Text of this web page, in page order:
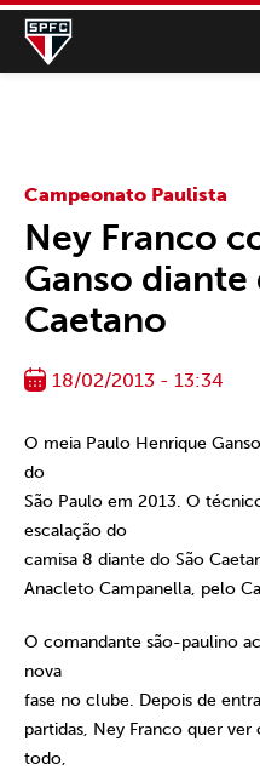
Campeonato Paulista
Ney Franco
Ganso diante
Caetano
18/02/2013 - 13:34
O meia Paulo Henrique
do
São Paulo em 2013. O
escalação do
camisa 8 diante do São
Anacleto Campanella, pelo
O comandante são-paulino
nova
fase no clube. Depois de
partidas, Ney Franco quer
todo,